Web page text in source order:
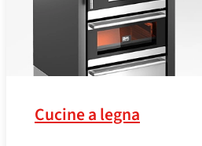
Cucine a legna